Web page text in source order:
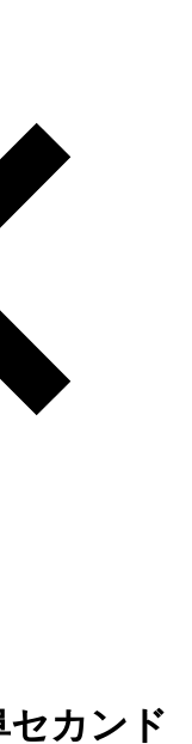
セカンド